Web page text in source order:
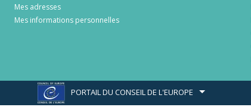
Mes adresses
Mes informations personnelles
PORTAIL DU CONSEIL DE L'EUROPE